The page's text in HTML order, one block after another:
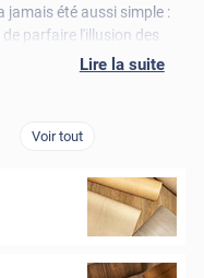
jamais été aussi simple :
parfaire l'illusion des
dans la décoration
Lire la suite
Voir tout